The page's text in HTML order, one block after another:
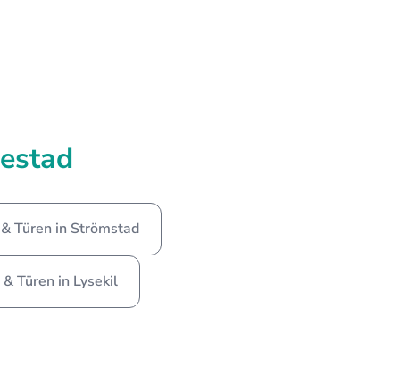
Türen in Strömstad
Türen in Lysekil